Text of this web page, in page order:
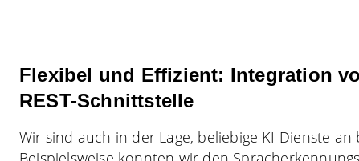
Flexibel und Effizient: Integration
REST-Schnittstelle
Wir sind auch in der Lage, beliebige KI-Dienste